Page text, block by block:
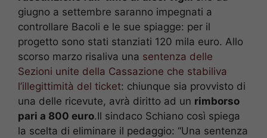
giugno a settembre saranno impegnati a
controllare Bacoli e le sue spiagge: per il
progetto sono stati stanziati 120 mila euro. Allo
scorso marzo risaliva una sentenza delle
Sezioni unite della Cassazione che stabiliva
l’illegittimità del ticket: chiunque sia provvisto di
una delle ricevute, avrà diritto ad un rimborso
pari a 800 euro.Il sindaco Schiano così spiega
la scelta di eliminare il pedaggio: “Una sentenza